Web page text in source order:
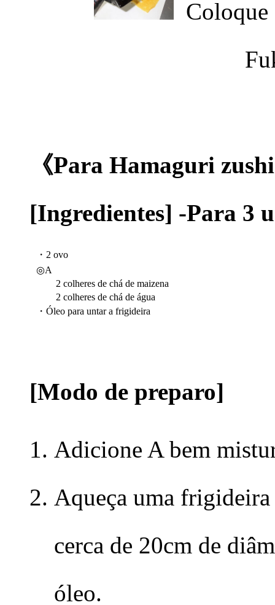
《Para Hamaguri
[Ingredientes] -Para
・2 ovo
◎A
2 colheres de chá de maizena
2 colheres de chá de água
・Óleo para untar a frigideira
[Modo de preparo]
Adicione A bem
Aqueça uma
cerca de 20cm de
óleo.